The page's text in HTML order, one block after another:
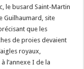
le busard Saint-Martin
Guilhaumard, site
que les
de proies devaient
royaux,
l’annexe I de la